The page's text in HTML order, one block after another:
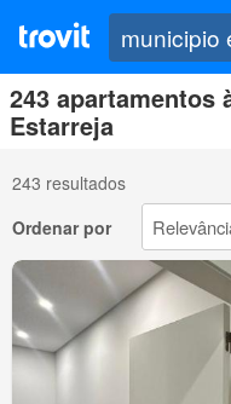
243 apartamentos
Estarreja
243 resultados
Ordenar por